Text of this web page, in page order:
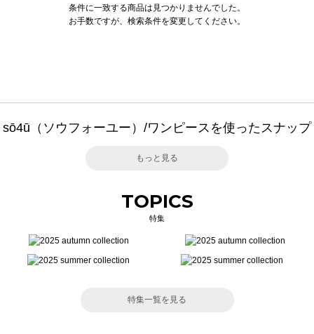
条件に一致する商品は見つかりませんでした。
お手数ですが、検索条件を変更してください。
sō4ū（ソウフォーユー）/ワンピースを使ったスナップ
もっと見る
TOPICS
特集
特集一覧を見る